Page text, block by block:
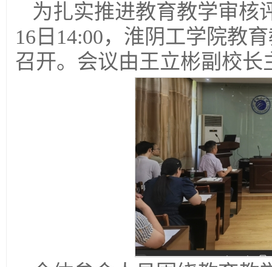
为扎实推进教育教学审核
16日14:00，淮阴工学院教
召开。会议由王立彬副校